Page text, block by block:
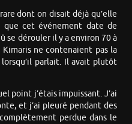
dont on disait déjà qu’elle
que cet événement date de
se dérouler il y a environ 70 à
ne contenaient pas la
parlait. Il avait plutôt
point j’étais impuissant. J’ai
et j’ai pleuré pendant des
perdue dans le